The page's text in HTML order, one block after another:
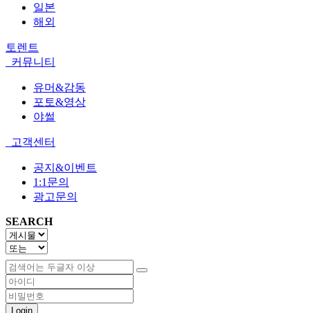
일본
해외
토렌트
커뮤니티
유머&감동
포토&영상
야썰
고객센터
공지&이벤트
1:1문의
광고문의
SEARCH
Login